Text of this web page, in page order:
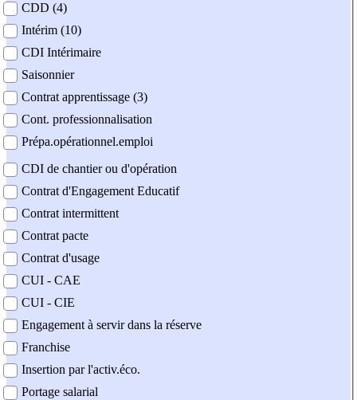
CDD (4)
Intérim (10)
CDI Intérimaire
Saisonnier
Contrat apprentissage (3)
Cont. professionnalisation
Prépa.opérationnel.emploi
CDI de chantier ou d'opération
Contrat d'Engagement Educatif
Contrat intermittent
Contrat pacte
Contrat d'usage
CUI - CAE
CUI - CIE
Engagement à servir dans la réserve
Franchise
Insertion par l'activ.éco.
Portage salarial